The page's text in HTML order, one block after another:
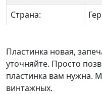
Страна:
Пластинка новая,
уточняйте. Просто
пластинка вам нужна.
винтажных.